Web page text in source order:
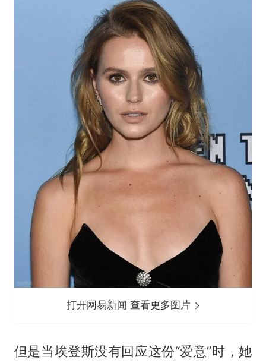
打开网易新闻 查看更多图片
但是当埃登斯没有回应这份“爱意”时，她